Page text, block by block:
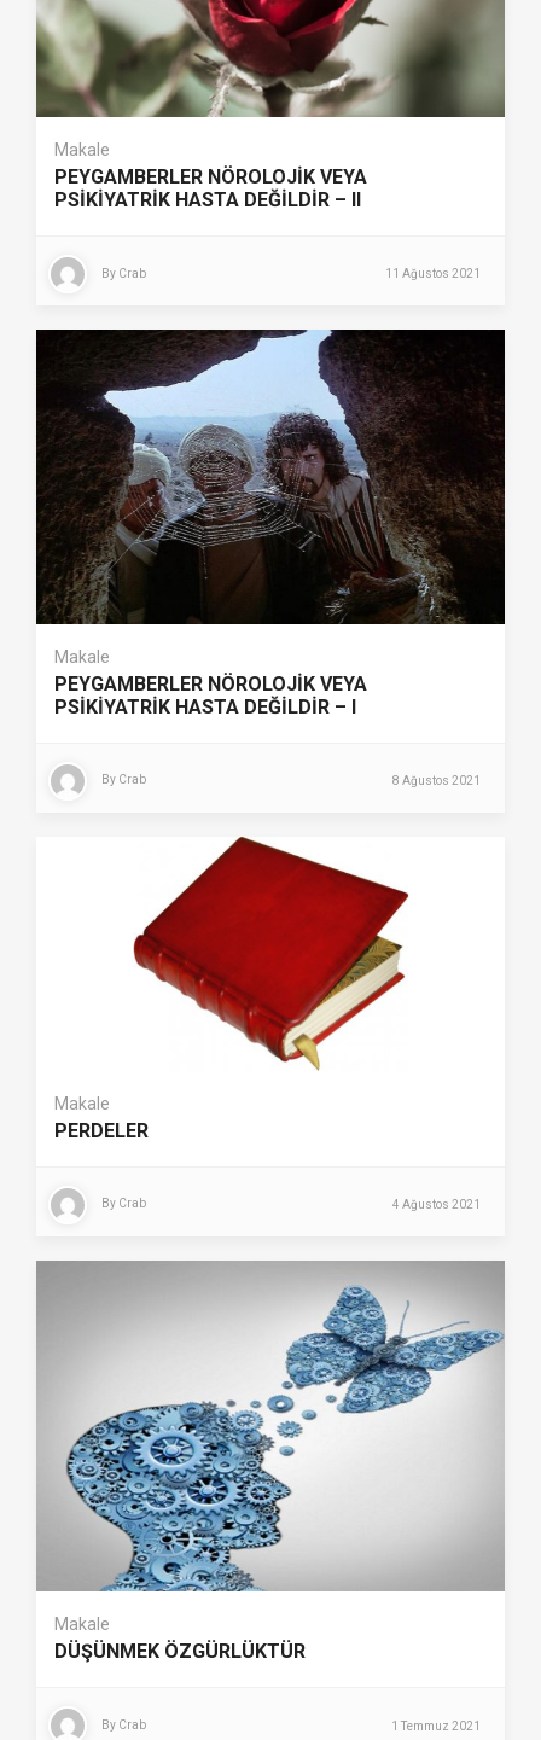
Makale
PEYGAMBERLER NÖROLOJİK VEYA
PSİKİYATRİK HASTA DEĞİLDİR – II
By Crab 11 Ağustos 2021
Makale
PEYGAMBERLER NÖROLOJİK VEYA
PSİKİYATRİK HASTA DEĞİLDİR – I
By Crab 8 Ağustos 2021
Makale
PERDELER
By Crab 4 Ağustos 2021
Makale
DÜŞÜNMEK ÖZGÜRLÜKTÜR
By Crab 1 Temmuz 2021